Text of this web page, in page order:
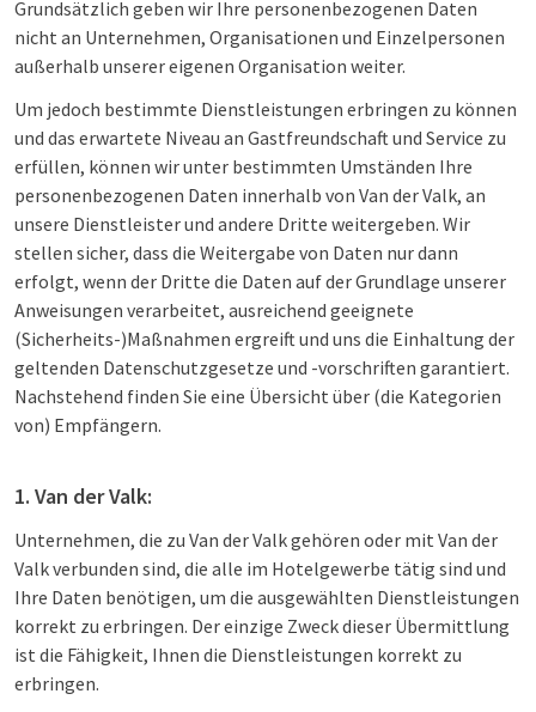
Grundsätzlich geben wir Ihre personenbezogenen Daten
nicht an Unternehmen, Organisationen und Einzelpersonen
außerhalb unserer eigenen Organisation weiter.
Um jedoch bestimmte Dienstleistungen erbringen zu können
und das erwartete Niveau an Gastfreundschaft und Service zu
erfüllen, können wir unter bestimmten Umständen Ihre
personenbezogenen Daten innerhalb von Van der Valk, an
unsere Dienstleister und andere Dritte weitergeben. Wir
stellen sicher, dass die Weitergabe von Daten nur dann
erfolgt, wenn der Dritte die Daten auf der Grundlage unserer
Anweisungen verarbeitet, ausreichend geeignete
(Sicherheits-)Maßnahmen ergreift und uns die Einhaltung der
geltenden Datenschutzgesetze und -vorschriften garantiert.
Nachstehend finden Sie eine Übersicht über (die Kategorien
von) Empfängern.
1. Van der Valk:
Unternehmen, die zu Van der Valk gehören oder mit Van der
Valk verbunden sind, die alle im Hotelgewerbe tätig sind und
Ihre Daten benötigen, um die ausgewählten Dienstleistungen
korrekt zu erbringen. Der einzige Zweck dieser Übermittlung
ist die Fähigkeit, Ihnen die Dienstleistungen korrekt zu
erbringen.